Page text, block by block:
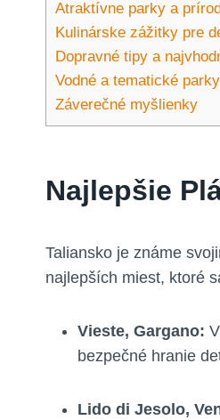
Atraktívne parky a
Kulinárske zážitky pre
Dopravné tipy a
Vodné a tematické
Záverečné myšlienky
Najlepšie
Taliansko je známe
najlepších miest, ktoré
Vieste, Gargano:
bezpečné hranie
Lido di Jesolo,